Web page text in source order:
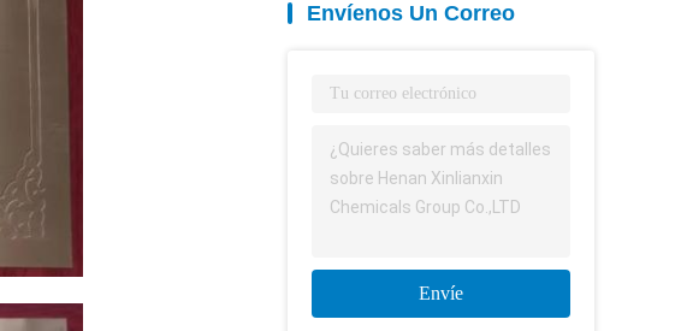
Envíenos Un Correo
Envíe